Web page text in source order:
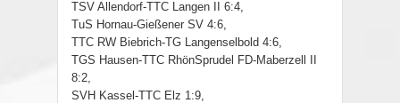
TSV Allendorf-TTC Langen II 6:4,
TuS Hornau-Gießener SV 4:6,
TTC RW Biebrich-TG Langenselbold 4:6,
TGS Hausen-TTC RhönSprudel FD-Maberzell II
8:2,
SVH Kassel-TTC Elz 1:9,